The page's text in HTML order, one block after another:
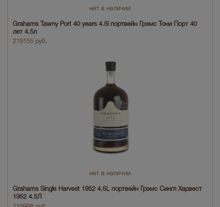
нет в наличии
Grahams Tawny Port 40 years 4.5l портвейн Грэмс Тони Порт 40
лет 4.5л
219155 руб.
нет в наличии
Grahams Single Harvest 1952 4.5L портвейн Грэмс Сингл Харвест
1952 4.5Л